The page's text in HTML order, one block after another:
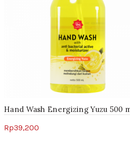
Hand Wash Energizing Yuzu 500
Rp39,200